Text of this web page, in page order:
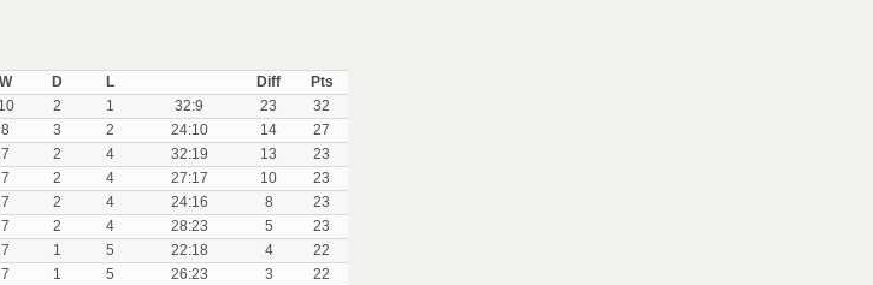
W D L Diff
Pts
10 2 1 32:9 23
32
8 3 2 24:10 14
27
7 2 4 32:19 13
23
7 2 4 27:17 10
23
7 2 4 24:16 8
23
7 2 4 28:23 5
23
7 1 5 22:18 4
22
7 1 5 26:23 3
22